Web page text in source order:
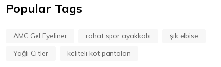
Popular Tags
AMC Gel Eyeliner rahat spor ayakkabı
şık elbise
Yağlı Ciltler
kaliteli kot pantolon